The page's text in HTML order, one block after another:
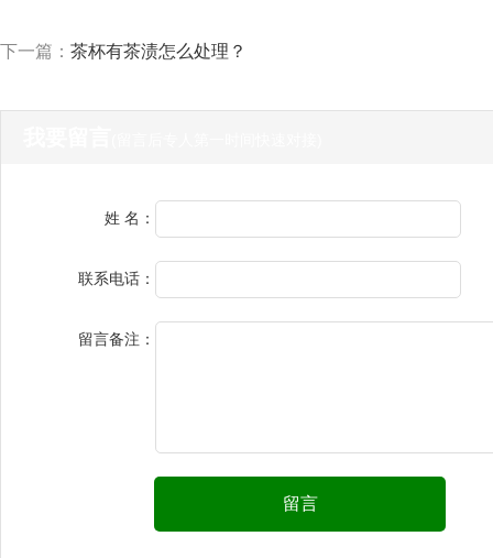
下一篇： 茶杯有茶渍怎么处理？
姓 名：
联系电话：
留言备注：
留言